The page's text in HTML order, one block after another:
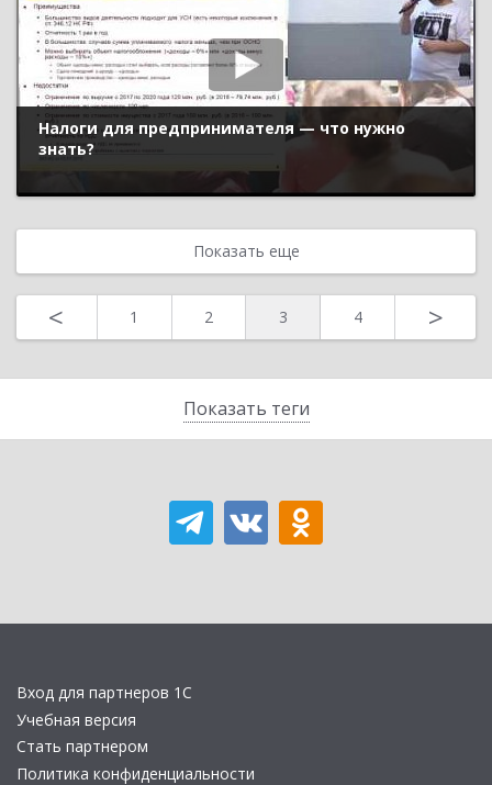
Показать теги
Налоги для предпринимателя — что нужно
знать?
Показать еще
< 1 2 3 4 >
Вход для партнеров 1С
Учебная версия
Стать партнером
Политика конфиденциальности